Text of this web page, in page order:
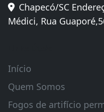
Chapecó/SC
Médici, Rua
Início
Quem Somos
Fogos de artifício